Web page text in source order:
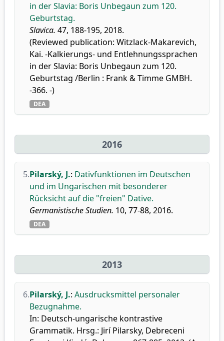
in der Slavia: Boris Unbegaun zum 120.
Geburtstag.
Slavica. 47, 188-195, 2018.
(Reviewed publication: Witzlack-Makarevich,
Kai. -Kalkierungs- und Entlehnungssprachen
in der Slavia: Boris Unbegaun zum 120.
Geburtstag /Berlin : Frank & Timme GMBH.
-366. -)
DEA
2016
5.Pilarský, J.: Dativfunktionen im Deutschen
und im Ungarischen mit besonderer
Rücksicht auf die "freien" Dative.
Germanistische Studien. 10, 77-88, 2016.
DEA
2013
6.Pilarský, J.: Ausdrucksmittel personaler
Bezugnahme.
In: Deutsch-ungarische kontrastive
Grammatik. Hrsg.: Jirí Pilarsky, Debreceni